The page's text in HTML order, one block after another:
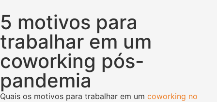
5 motivos para
trabalhar em um
coworking pós-
pandemia
Quais os motivos para trabalhar em um coworking no